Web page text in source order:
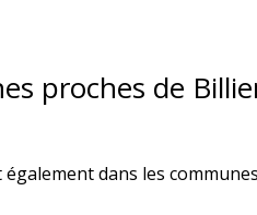
proches de
également dans les